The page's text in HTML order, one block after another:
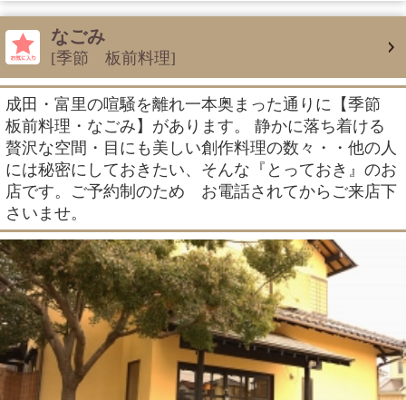
なごみ
[季節 板前料理]
成田・富里の喧騒を離れ一本奥まった通りに【季節
板前料理・なごみ】があります。 静かに落ち着ける
贅沢な空間・目にも美しい創作料理の数々・・他の人
には秘密にしておきたい、そんな『とっておき』のお
店です。ご予約制のため お電話されてからご来店下
さいませ。